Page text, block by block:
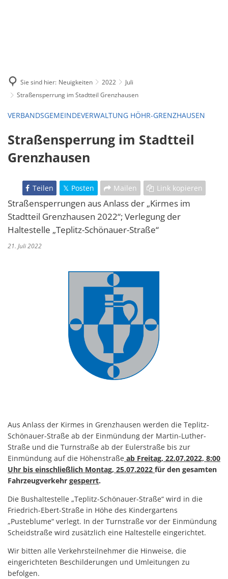
Sie sind hier: Neuigkeiten 2022
Juli
Straßensperrung im Stadtteil Grenzhausen
VERBANDSGEMEINDEVERWALTUNG HÖHR-GRENZHAUSEN
Straßensperrung im Stadtteil
Grenzhausen
Teilen Posten Mailen Link kopieren
Straßensperrungen aus Anlass der „Kirmes im
Stadtteil Grenzhausen 2022“; Verlegung der
Haltestelle „Teplitz-Schönauer-Straße“
21. Juli 2022
Aus Anlass der Kirmes in Grenzhausen werden die Teplitz-
Schönauer-Straße ab der Einmündung der Martin-Luther-
Straße und die Turnstraße ab der Eulerstraße bis zur
Einmündung auf die Höhenstraße ab Freitag, 22.07.2022, 8:00
Uhr bis einschließlich Montag, 25.07.2022 für den gesamten
Fahrzeugverkehr gesperrt.
Die Bushaltestelle „Teplitz-Schönauer-Straße“ wird in die
Friedrich-Ebert-Straße in Höhe des Kindergartens
„Pusteblume“ verlegt. In der Turnstraße vor der Einmündung
Scheidstraße wird zusätzlich eine Haltestelle eingerichtet.
Wir bitten alle Verkehrsteilnehmer die Hinweise, die
eingerichteten Beschilderungen und Umleitungen zu
befolgen.